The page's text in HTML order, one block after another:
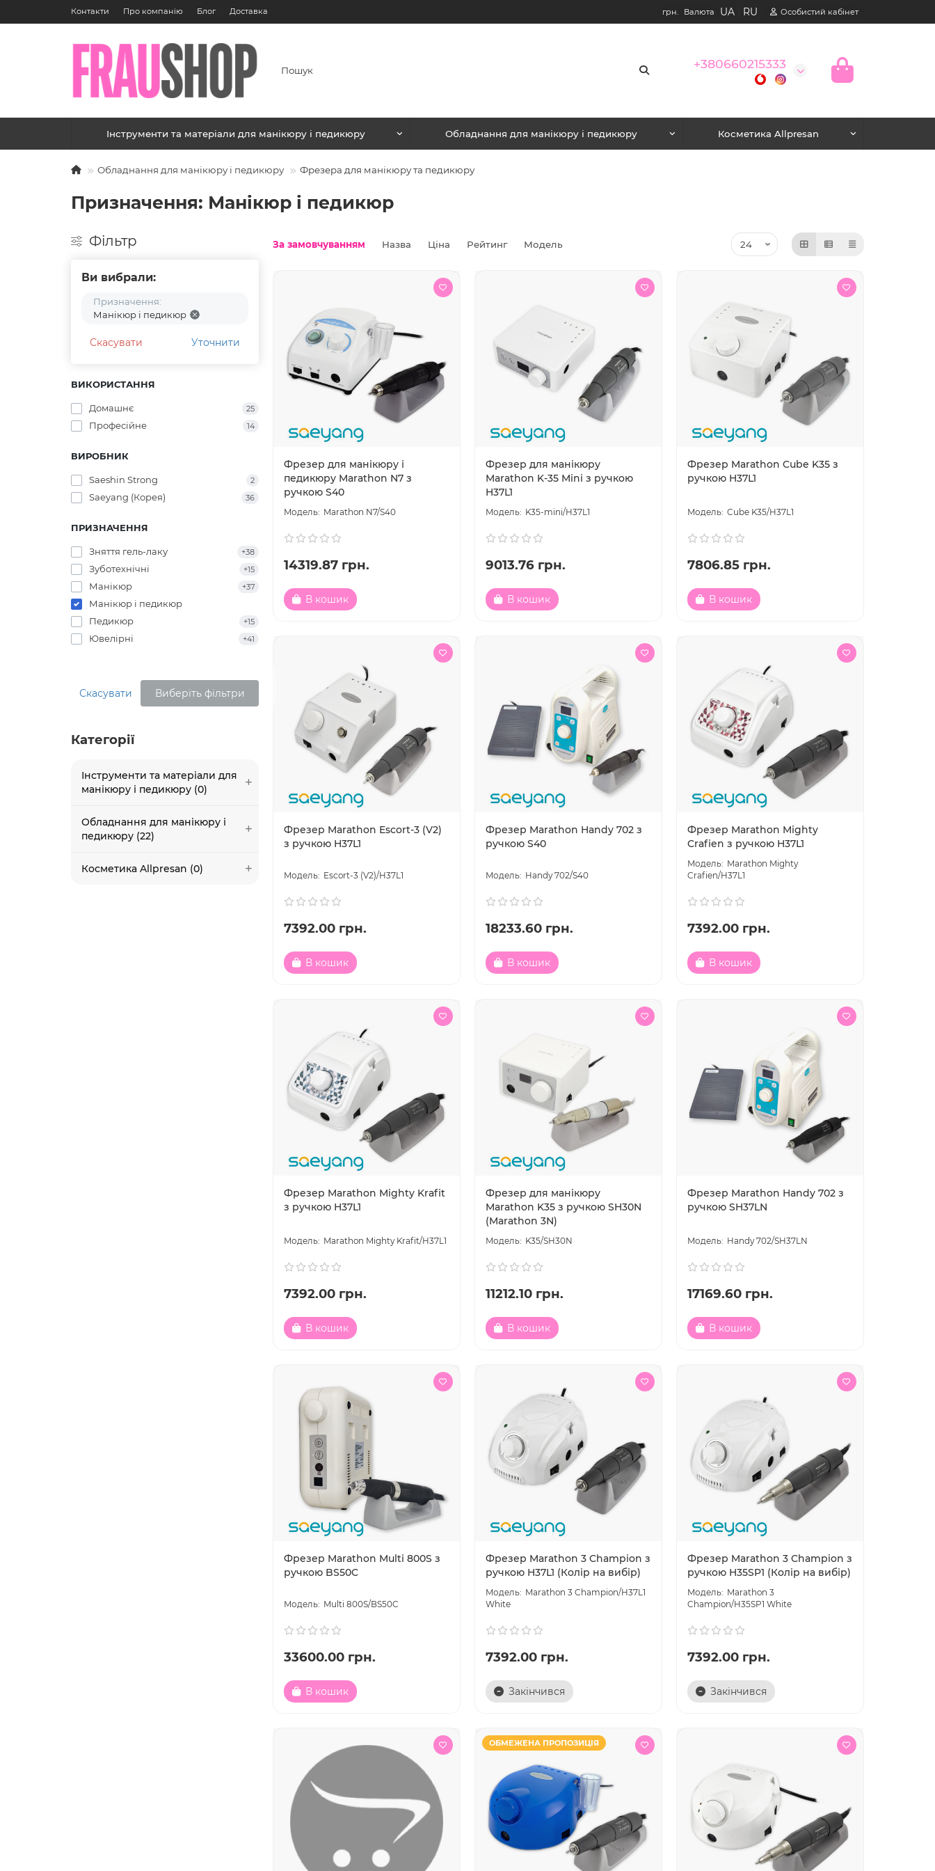
Контакти Про компанію Блог Доставка грн. Валюта UA RU Особистий кабінет
+380660215333
Інструменти та матеріали для манікюру і педикюру Обладнання для манікюру і педикюру Косметика Allpresan
Обладнання для манікюру і педикюру Фрезера для манікюру та педикюру
Призначення: Манікюр і педикюр
Фільтр
Ви вибрали:
Призначення:
Манікюр і педикюр
Скасувати Уточнити
ВИКОРИСТАННЯ
Домашнє 25
Професійне 14
ВИРОБНИК
Saeshin Strong 2
Saeyang (Корея) 36
ПРИЗНАЧЕННЯ
Зняття гель-лаку +38
Зуботехнічні +15
Манікюр +37
Манікюр і педикюр
Педикюр
+15
Ювелірні +41
Скасувати Виберіть фільтри
Категорії
Інструменти та матеріали для
манікюру і педикюру (0)
Обладнання для манікюру і
педикюру (22)
Косметика Allpresan (0)
За замовчуванням Назва Ціна Рейтинг Модель
Фрезер для манікюру і
педикюру Marathon N7 з
ручкою S40
Marathon N7/S40
14319.87 грн.
В кошик
Фрезер для манікюру
Marathon K-35 Mini з ручкою
H37L1
K35-mini/H37L1
9013.76 грн.
В кошик
Фрезер Marathon Cube K35 з
ручкою H37L1
Cube K35/H37L1
7806.85 грн.
В кошик
Фрезер Marathon Escort-3 (V2)
з ручкою H37L1
Escort-3 (V2)/H37L1
7392.00 грн.
В кошик
Фрезер Marathon Handy 702 з
ручкою S40
Handy 702/S40
18233.60 грн.
В кошик
Фрезер Marathon Mighty
Crafien з ручкою H37L1
Marathon Mighty
Crafien/H37L1
7392.00 грн.
В кошик
Фрезер Marathon Mighty Krafit
з ручкою H37L1
Marathon Mighty Krafit/H37L1
7392.00 грн.
В кошик
Фрезер для манікюру
Marathon K35 з ручкою SH30N
(Marathon 3N)
K35/SH30N
11212.10 грн.
В кошик
Фрезер Marathon Handy 702 з
ручкою SH37LN
Handy 702/SH37LN
17169.60 грн.
В кошик
Фрезер Marathon Multi 800S з
ручкою BS50C
Multi 800S/BS50C
33600.00 грн.
В кошик
Фрезер Marathon 3 Champion з
ручкою H37L1 (Колір на вибір)
Marathon 3 Champion/H37L1
White
7392.00 грн.
Закінчився
Фрезер Marathon 3 Champion з
ручкою H35SP1 (Колір на вибір)
Marathon 3
Champion/H35SP1 White
7392.00 грн.
Закінчився
ОБМЕЖЕНА ПРОПОЗИЦІЯ